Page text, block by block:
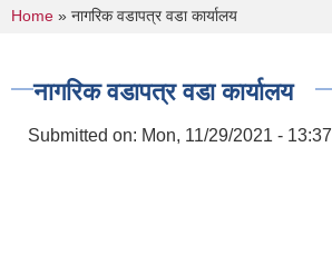
You are here
Home » नागरिक वडापत्र वडा कार्यालय
नागरिक वडापत्र वडा कार्यालय
Submitted on: Mon, 11/29/2021 - 13:37